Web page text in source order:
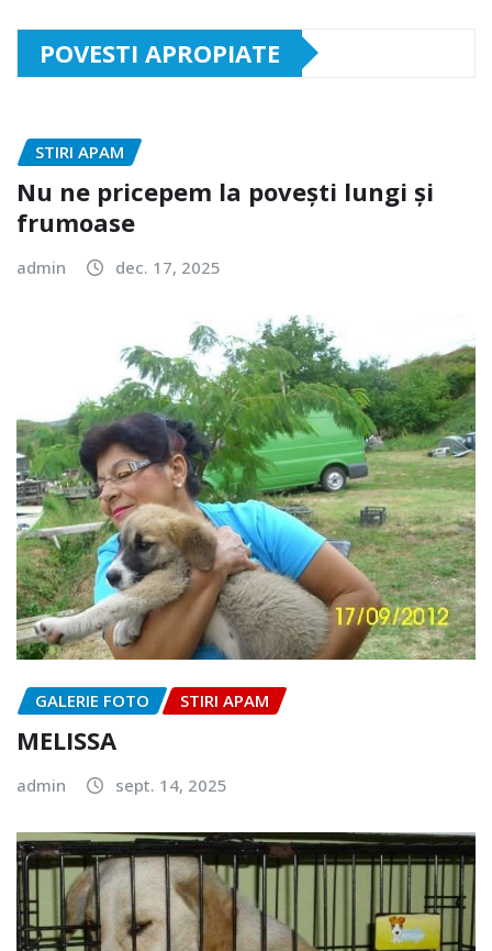
POVESTI APROPIATE
STIRI APAM
Nu ne pricepem la povești lungi și
frumoase
admin dec. 17, 2025
GALERIE FOTO STIRI APAM
MELISSA
admin sept. 14, 2025